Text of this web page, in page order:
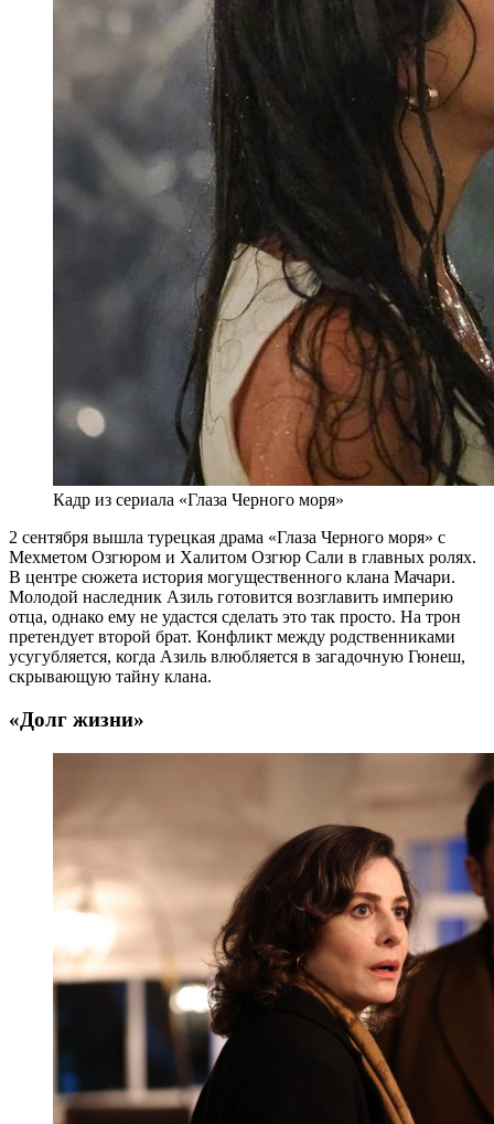
Кадр из сериала «Глаза Черного моря»
2 сентября вышла турецкая драма «Глаза Черного моря» с
Мехметом Озгюром и Халитом Озгюр Сали в главных ролях.
В центре сюжета история могущественного клана Мачари.
Молодой наследник Азиль готовится возглавить империю
отца, однако ему не удастся сделать это так просто. На трон
претендует второй брат. Конфликт между родственниками
усугубляется, когда Азиль влюбляется в загадочную Гюнеш,
скрывающую тайну клана.
«Долг жизни»